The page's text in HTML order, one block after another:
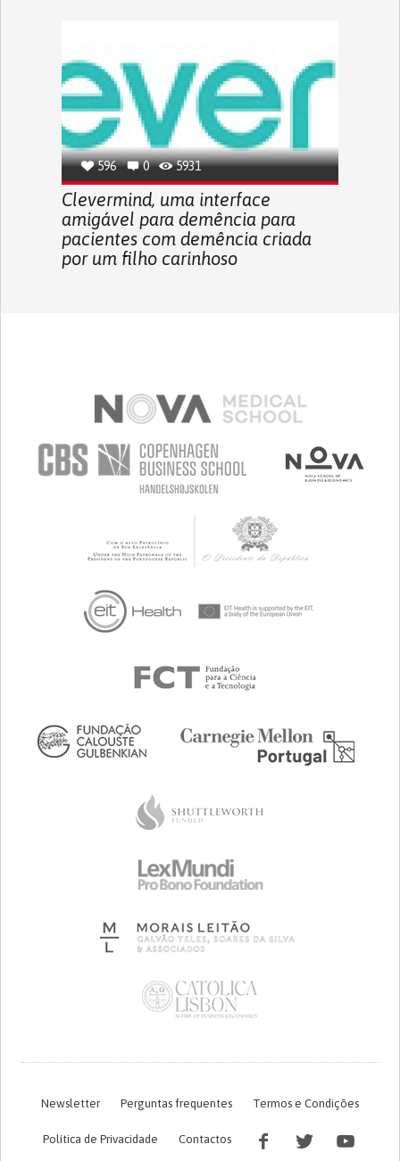
596 0 5931
Clevermind, uma interface
amigável para demência para
pacientes com demência criada
por um filho carinhoso
Newsletter Perguntas frequentes Termos e Condições
Política de Privacidade Contactos